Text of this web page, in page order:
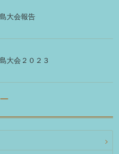
大会報告
大会２０２３